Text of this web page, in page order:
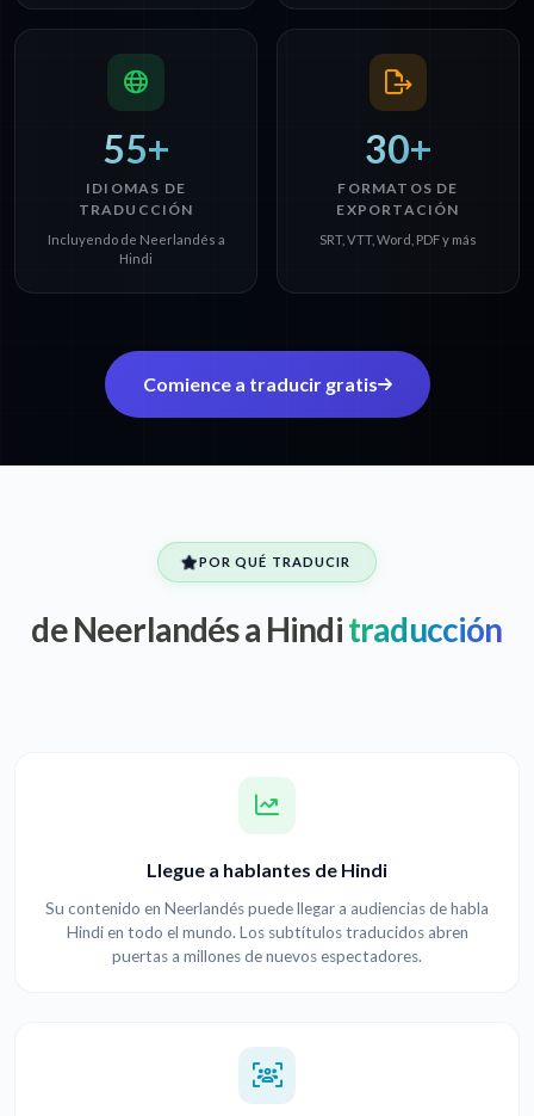
55+
IDIOMAS DE
TRADUCCIÓN
Incluyendo de Neerlandés a
Hindi
30+
FORMATOS DE
EXPORTACIÓN
SRT, VTT, Word, PDF y más
Comience a traducir gratis
POR QUÉ TRADUCIR
de Neerlandés a Hinditraducción
Llegue a hablantes de Hindi
Su contenido en Neerlandés puede llegar a audiencias de habla
Hindi en todo el mundo. Los subtítulos traducidos abren
puertas a millones de nuevos espectadores.